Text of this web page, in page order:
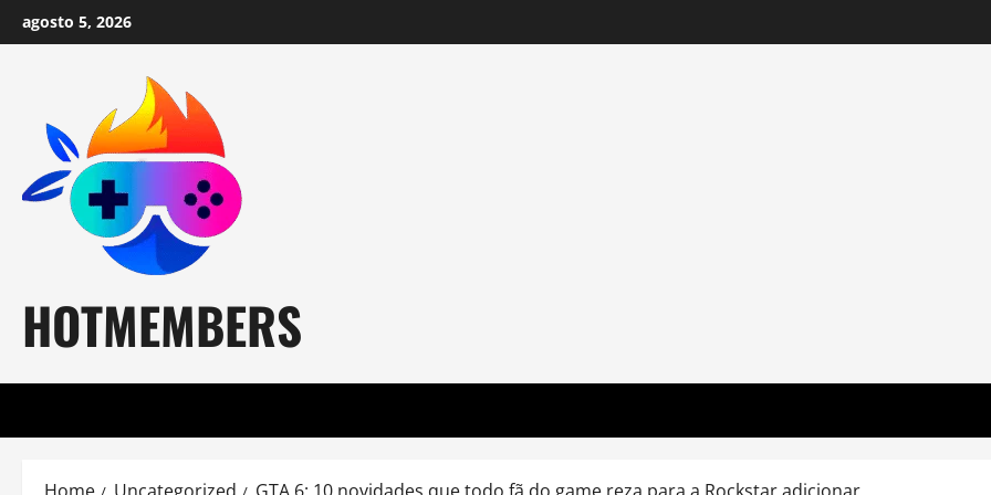
Skip
to
agosto 5, 2026
HOTMEMBERS